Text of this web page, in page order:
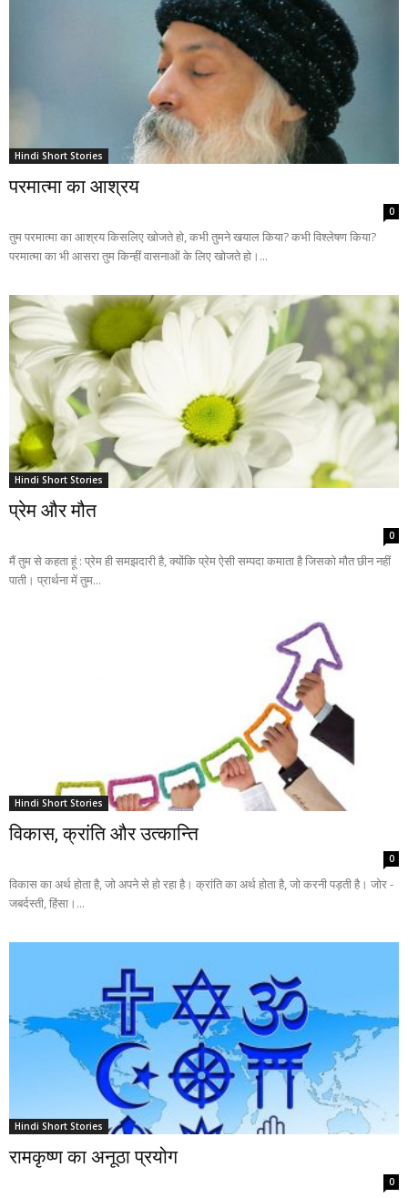
Hindi Short Stories
परमात्मा का आश्रय
0
तुम परमात्मा का आश्रय किसलिए खोजते हो, कभी तुमने खयाल किया? कभी विश्लेषण किया?
परमात्मा का भी आसरा तुम किन्हीं वासनाओं के लिए खोजते हो।...
Hindi Short Stories
प्रेम और मौत
0
मैं तुम से कहता हूं : प्रेम ही समझदारी है, क्योंकि प्रेम ऐसी सम्पदा कमाता है जिसको मौत छीन नहीं
पाती। प्रार्थना में तुम...
Hindi Short Stories
विकास, क्रांति और उत्कान्ति
0
विकास का अर्थ होता है, जो अपने से हो रहा है। क्रांति का अर्थ होता है, जो करनी पड़ती है। जोर -
जबर्दस्ती, हिंसा।...
Hindi Short Stories
रामकृष्ण का अनूठा प्रयोग
0